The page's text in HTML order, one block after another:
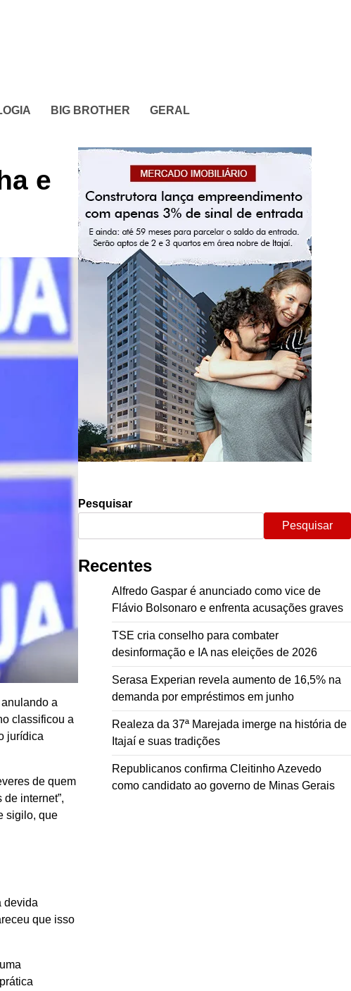
BIG BROTHER GERAL
e
a
classificou a
jurídica
de quem
internet”,
sigilo, que
devida
que isso
Pesquisar
Pesquisar
Recentes
Alfredo Gaspar é anunciado como vice de
Flávio Bolsonaro e enfrenta acusações graves
TSE cria conselho para combater
desinformação e IA nas eleições de 2026
Serasa Experian revela aumento de 16,5% na
demanda por empréstimos em junho
Realeza da 37ª Marejada imerge na história de
Itajaí e suas tradições
Republicanos confirma Cleitinho Azevedo
como candidato ao governo de Minas Gerais